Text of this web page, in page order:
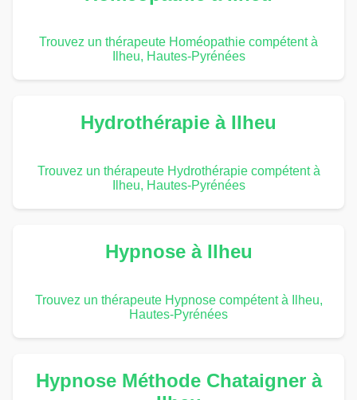
Trouvez un thérapeute Homéopathie compétent à
Ilheu, Hautes-Pyrénées
Hydrothérapie à Ilheu
Trouvez un thérapeute Hydrothérapie compétent à
Ilheu, Hautes-Pyrénées
Hypnose à Ilheu
Trouvez un thérapeute Hypnose compétent à Ilheu,
Hautes-Pyrénées
Hypnose Méthode Chataigner à